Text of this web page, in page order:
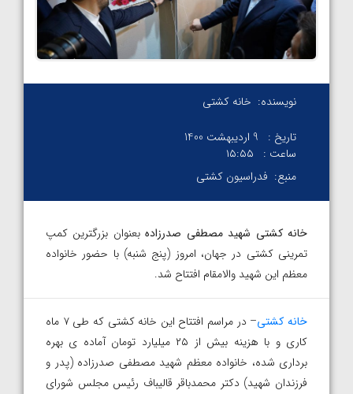
نویسنده: خانه کشتی
تاریخ :
9 اردیبهشت 1400
ساعت :
۱۵:۵۵
منبع: فدراسیون کشتی
خانه کشتی شهید مصطفی صدرزادهبعنوان بزرگترین کمپ
تمرینی کشتی در جهان، امروز (پنج شنبه) با حضور خانواده
معظم این شهید والامقام افتتاح شد.
خانه کشتی
– در مراسم افتتاح این خانه کشتی که طی ۷ ماه
کاری و با هزینه بیش از ۲۵ میلیارد تومان آماده ی بهره
برداری شده، خانواده معظم شهید مصطفی صدرزاده (پدر و
فرزندان شهید) دکتر محمدباقر قالیباف رئیس مجلس شورای